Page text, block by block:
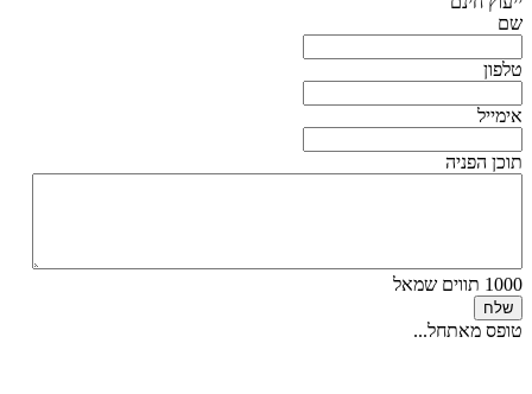
שם
טלפון
אימייל
תוכן הפניה
1000 תווים שמאל
שלח
טופס מאתחל...